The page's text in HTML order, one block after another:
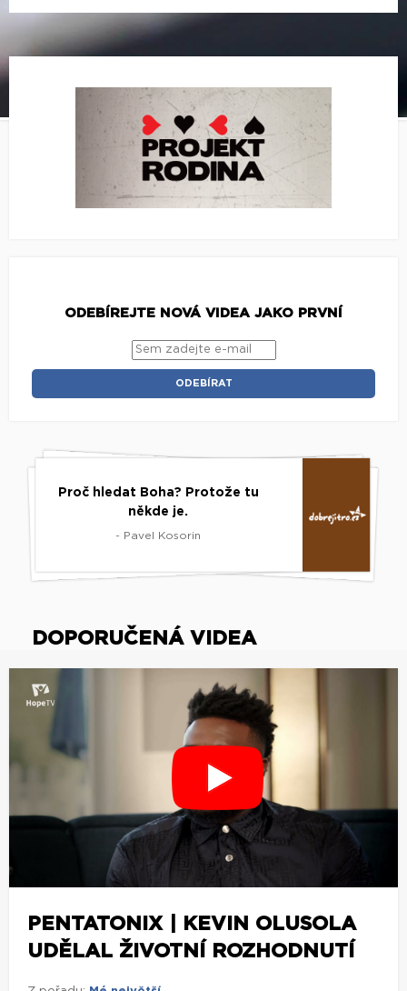
ODEBÍREJTE NOVÁ VIDEA JAKO PRVNÍ
Proč hledat Boha? Protože tu
někde je.
- Pavel Kosorin
DOPORUČENÁ VIDEA
PENTATONIX | KEVIN OLUSOLA
UDĚLAL ŽIVOTNÍ ROZHODNUTÍ